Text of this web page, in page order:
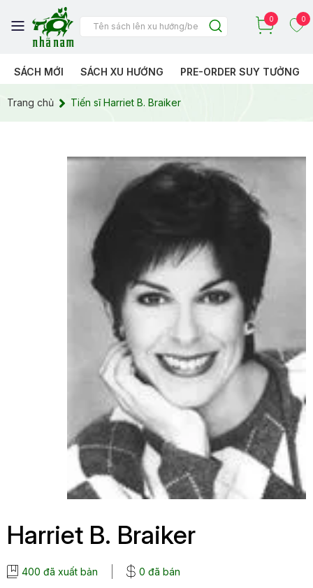
0 0
SÁCH MỚI SÁCH XU HƯỚNG PRE-ORDER SUY TƯỞNG
Trang chủ Tiến sĩ Harriet B. Braiker
Harriet B. Braiker
400 đã xuất bản 0 đã bán